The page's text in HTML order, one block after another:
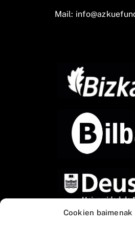
Cookien baimenak
Mail: